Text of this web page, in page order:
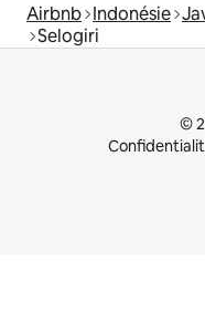
Airbnb Indonésie
Selogiri
©